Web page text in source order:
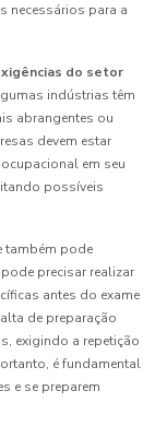
necessários para a
do setor
indústrias têm
abrangentes ou
devem estar
em seu
possíveis
também pode
precisar realizar
antes do exame
de preparação
exigindo a repetição
é fundamental
e se preparem